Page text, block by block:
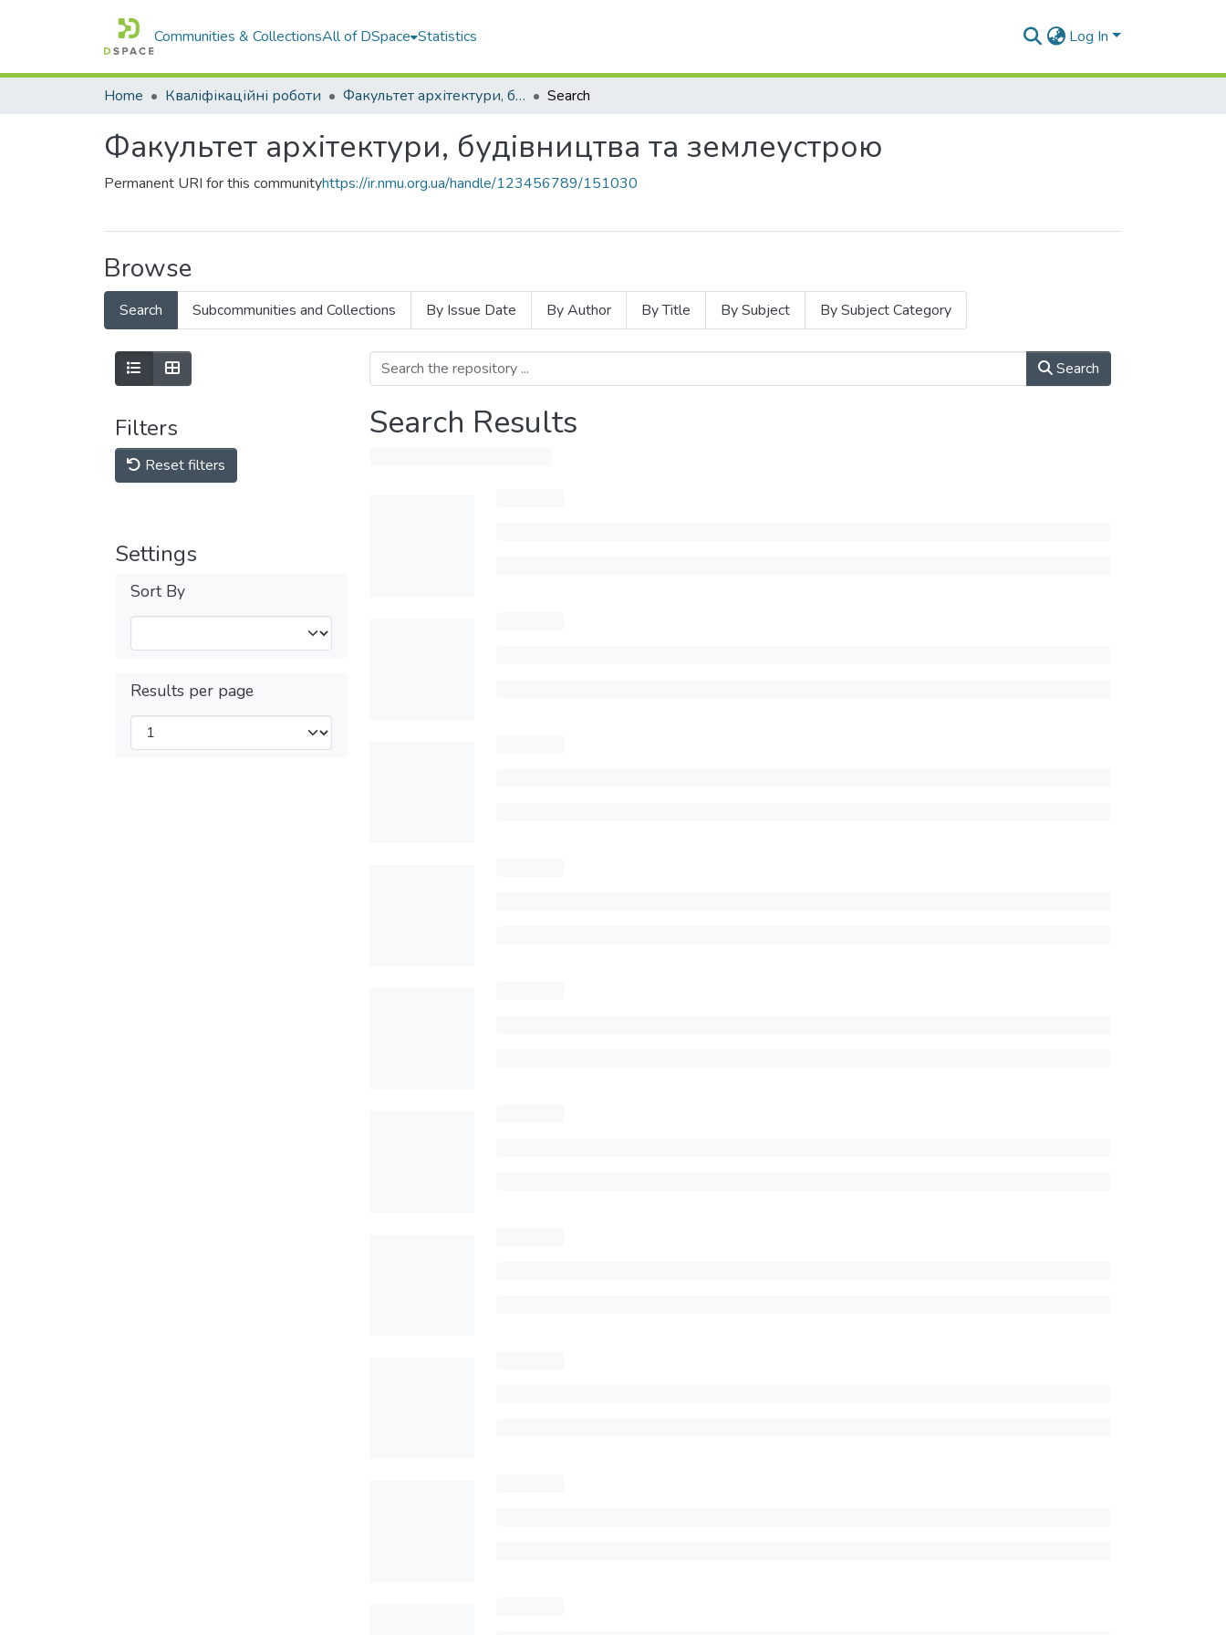
Communities & CollectionsAll of DSpace Statistics Log In
Home Кваліфікаційні роботи Факультет архітектури, будівництва та землеустрою Search
Факультет архітектури, будівництва та землеустрою
Permanent URI for this communityhttps://ir.nmu.org.ua/handle/123456789/151030
Browse
Search Subcommunities and Collections By Issue Date By Author By Title By Subject By Subject Category
Filters
Reset filters
Settings
Sort By
Results per page
Search
Search Results